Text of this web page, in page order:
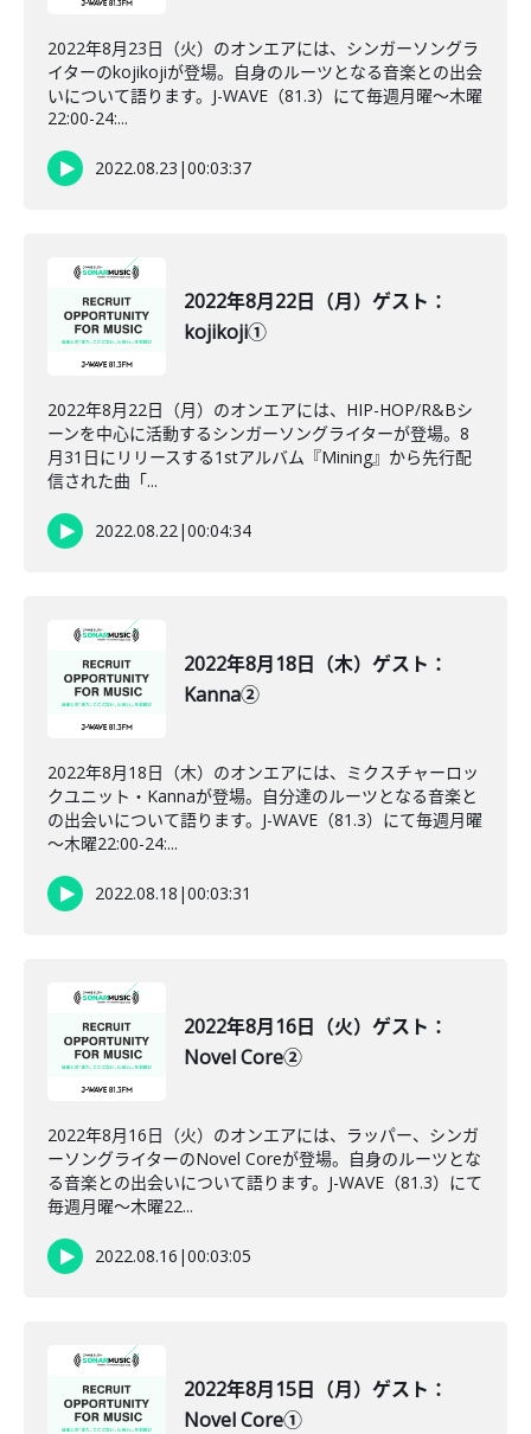
2022年8月23日（火）のオンエアには、シンガーソングラ
イターのkojikojiが登場。自身のルーツとなる音楽との出会
いについて語ります。J-WAVE（81.3）にて毎週月曜～木曜
22:00-24:...
2022.08.23 |00:03:37
2022年8月22日（月）ゲスト：
kojikoji①
2022年8月22日（月）のオンエアには、HIP-HOP/R&Bシ
ーンを中心に活動するシンガーソングライターが登場。8
月31日にリリースする1stアルバム『Mining』から先行配
信された曲「...
2022.08.22|00:04:34
2022年8月18日（木）ゲスト：
Kanna②
2022年8月18日（木）のオンエアには、ミクスチャーロッ
クユニット・Kannaが登場。自分達のルーツとなる音楽と
の出会いについて語ります。J-WAVE（81.3）にて毎週月曜
～木曜22:00-24:...
2022.08.18 |00:03:31
2022年8月16日（火）ゲスト：
Novel Core②
2022年8月16日（火）のオンエアには、ラッパー、シンガ
ーソングライターのNovel Coreが登場。自身のルーツとな
る音楽との出会いについて語ります。J-WAVE（81.3）にて
毎週月曜～木曜22...
2022.08.16 |00:03:05
2022年8月15日（月）ゲスト：
Novel Core①